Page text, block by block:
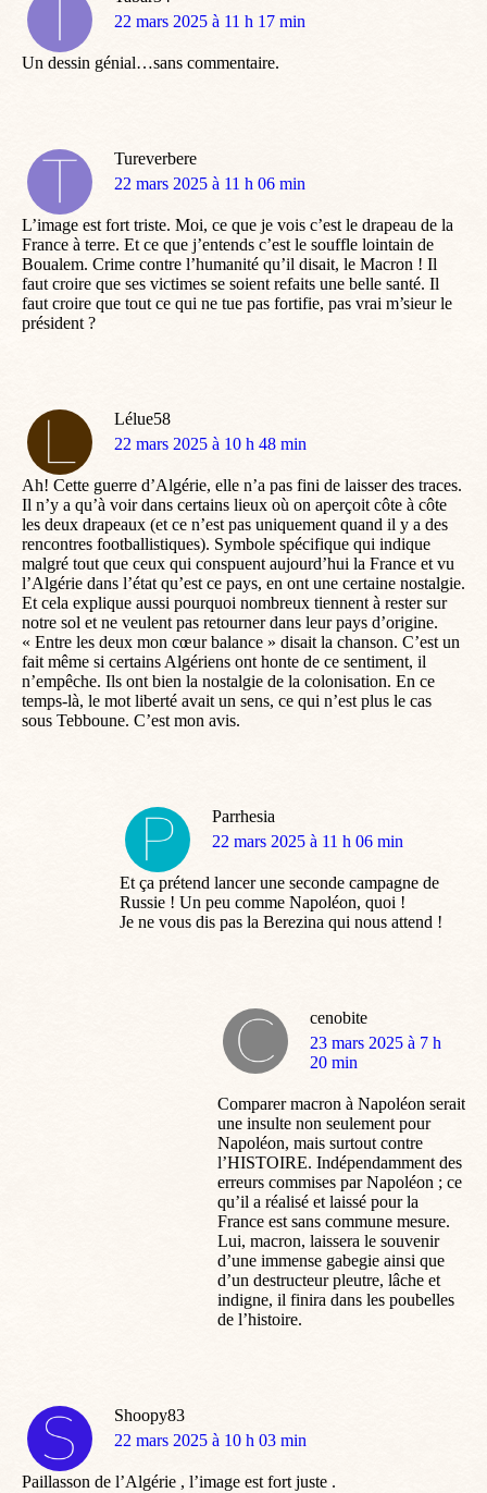
dit
22 mars 2025 à 11 h 17 min
Un dessin génial…sans commentaire.
Tureverbere
dit
22 mars 2025 à 11 h 06 min
L’image est fort triste. Moi, ce que je vois c’est le drapeau de la
France à terre. Et ce que j’entends c’est le souffle lointain de
Boualem. Crime contre l’humanité qu’il disait, le Macron ! Il
faut croire que ses victimes se soient refaits une belle santé. Il
faut croire que tout ce qui ne tue pas fortifie, pas vrai m’sieur le
président ?
Lélue58
dit
22 mars 2025 à 10 h 48 min
Ah! Cette guerre d’Algérie, elle n’a pas fini de laisser des traces.
Il n’y a qu’à voir dans certains lieux où on aperçoit côte à côte
les deux drapeaux (et ce n’est pas uniquement quand il y a des
rencontres footballistiques). Symbole spécifique qui indique
malgré tout que ceux qui conspuent aujourd’hui la France et vu
l’Algérie dans l’état qu’est ce pays, en ont une certaine nostalgie.
Et cela explique aussi pourquoi nombreux tiennent à rester sur
notre sol et ne veulent pas retourner dans leur pays d’origine.
« Entre les deux mon cœur balance » disait la chanson. C’est un
fait même si certains Algériens ont honte de ce sentiment, il
n’empêche. Ils ont bien la nostalgie de la colonisation. En ce
temps-là, le mot liberté avait un sens, ce qui n’est plus le cas
sous Tebboune. C’est mon avis.
Parrhesia
dit
22 mars 2025 à 11 h 06 min
Et ça prétend lancer une seconde campagne de
Russie ! Un peu comme Napoléon, quoi !
Je ne vous dis pas la Berezina qui nous attend !
cenobite
dit
:
23 mars 2025 à 7 h
20 min
Comparer macron à Napoléon serait
une insulte non seulement pour
Napoléon, mais surtout contre
l’HISTOIRE. Indépendamment des
erreurs commises par Napoléon ; ce
qu’il a réalisé et laissé pour la
France est sans commune mesure.
Lui, macron, laissera le souvenir
d’une immense gabegie ainsi que
d’un destructeur pleutre, lâche et
indigne, il finira dans les poubelles
de l’histoire.
Shoopy83
dit
22 mars 2025 à 10 h 03 min
Paillasson de l’Algérie , l’image est fort juste .